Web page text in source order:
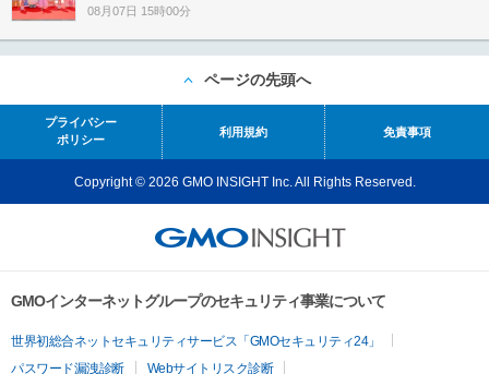
08月07日 15時00分
ページの先頭へ
プライバシー
ポリシー
利用規約 免責事項
Copyright © 2026 GMO INSIGHT Inc. All Rights Reserved.
GMOインターネットグループのセキュリティ事業について
世界初総合ネットセキュリティサービス「GMOセキュリティ24」
パスワード漏洩診断
Webサイトリスク診断